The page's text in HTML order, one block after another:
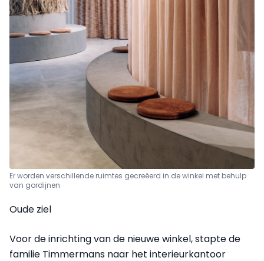
Er worden verschillende ruimtes gecreëerd in de winkel met behulp
van gordijnen
Oude ziel
Voor de inrichting van de nieuwe winkel, stapte de
familie Timmermans naar het interieurkantoor